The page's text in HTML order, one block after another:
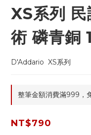
XS系列
術 磷青銅
D'Addario  XS系列
整筆金額消費滿999，
NT$790